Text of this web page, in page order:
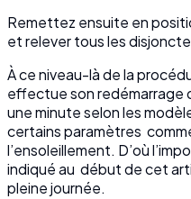
Remettez ensuite en
et relever tous les
À ce niveau-là de la
effectue son redémarrage
une minute selon les
certains paramètres
l’ensoleillement. D’où
indiqué au début de cet
pleine journée.